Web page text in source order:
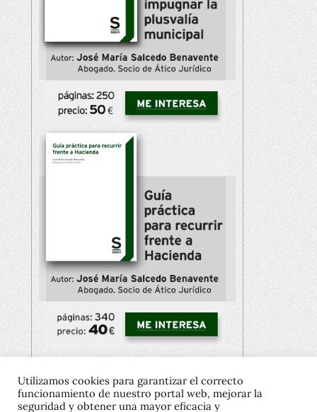
Copyright © 2021 José María Salcedo
Utilizamos cookies para garantizar el correcto
funcionamiento de nuestro portal web, mejorar la
seguridad y obtener una mayor eficacia y